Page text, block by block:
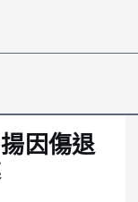
因傷退